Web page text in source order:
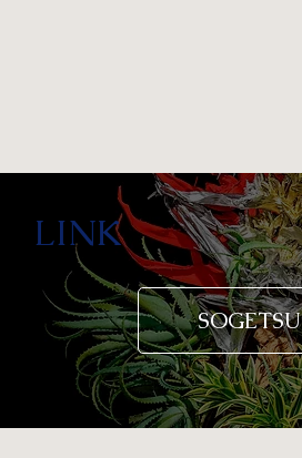
LINK
SOGETSU